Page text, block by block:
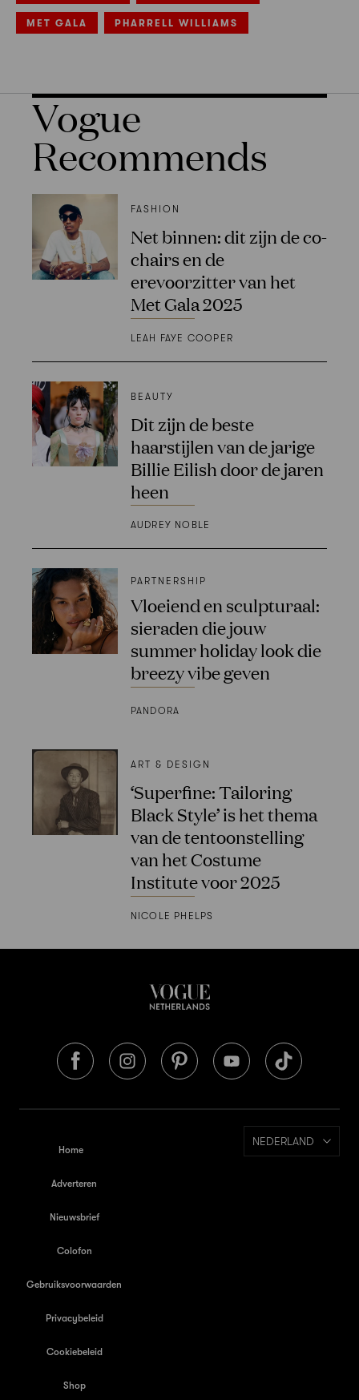
MET GALA PHARRELL WILLIAMS
Vogue
Recommends
FASHION
Net binnen: dit zijn de co-
chairs en de
erevoorzitter van het
Met Gala 2025
LEAH FAYE COOPER
BEAUTY
Dit zijn de beste
haarstijlen van de jarige
Billie Eilish door de jaren
heen
AUDREY NOBLE
PARTNERSHIP
Vloeiend en sculpturaal:
sieraden die jouw
summer holiday look die
breezy vibe geven
PANDORA
ART & DESIGN
‘Superfine: Tailoring
Black Style’ is het thema
van de tentoonstelling
van het Costume
Institute voor 2025
NICOLE PHELPS
Home
Adverteren
Nieuwsbrief
Colofon
Gebruiksvoorwaarden
Privacybeleid
Cookiebeleid
Shop
NEDERLAND